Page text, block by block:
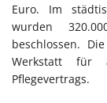
Euro. Im
wurden
beschlossen.
Werkstatt für
Pflegevertrags.